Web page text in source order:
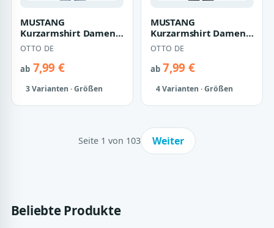
MUSTANG
Kurzarmshirt Damen
Style Monroe
OTTO DE
ab7,99 €
3 Varianten · Größen
MUSTANG
Kurzarmshirt Damen
Style Lesley
OTTO DE
ab7,99 €
4 Varianten · Größen
Seite 1 von 103 Weiter
Beliebte Produkte